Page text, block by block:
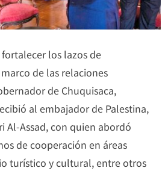
los lazos de
de las relaciones
de Chuquisaca,
al embajador de Palestina,
Al-Assad, con quien abordó
de cooperación en áreas
turístico y cultural, entre otros